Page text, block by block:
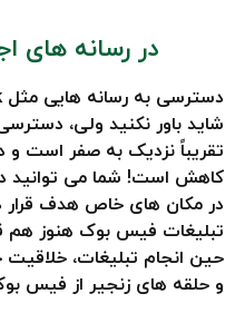
در رسانه های
شاید باور نکنید ولی،
تقریباً نزدیک به صفر است و
کاهش است! شما می توانید
در مکان های خاص هدف قرار
تبلیغات فیس بوک هنوز هم
حین انجام تبلیغات، خلاقیت
و حلقه های زنجیر از فیس